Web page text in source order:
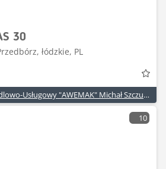
30
łódzkie, PL
Zakład Produkcyjno-Handlowo-Usługowy "AWEMAK" Michał Szczuraszek
10